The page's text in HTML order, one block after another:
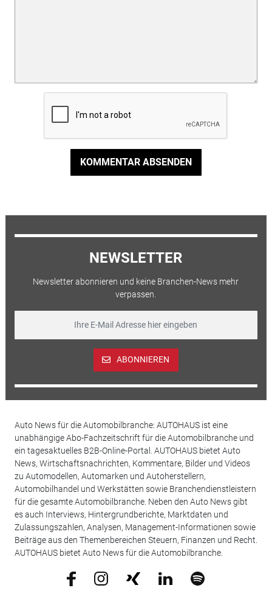
KOMMENTAR ABSENDEN
NEWSLETTER
Newsletter abonnieren und keine Branchen-News mehr
verpassen.
ABONNIEREN
Auto News für die Automobilbranche: AUTOHAUS ist eine
unabhängige Abo-Fachzeitschrift für die Automobilbranche und
ein tagesaktuelles B2B-Online-Portal. AUTOHAUS bietet Auto
News, Wirtschaftsnachrichten, Kommentare, Bilder und Videos
zu Automodellen, Automarken und Autoherstellern,
Automobilhandel und Werkstätten sowie Branchendienstleistern
für die gesamte Automobilbranche. Neben den Auto News gibt
es auch Interviews, Hintergrundberichte, Marktdaten und
Zulassungszahlen, Analysen, Management-Informationen sowie
Beiträge aus den Themenbereichen Steuern, Finanzen und Recht.
AUTOHAUS bietet Auto News für die Automobilbranche.